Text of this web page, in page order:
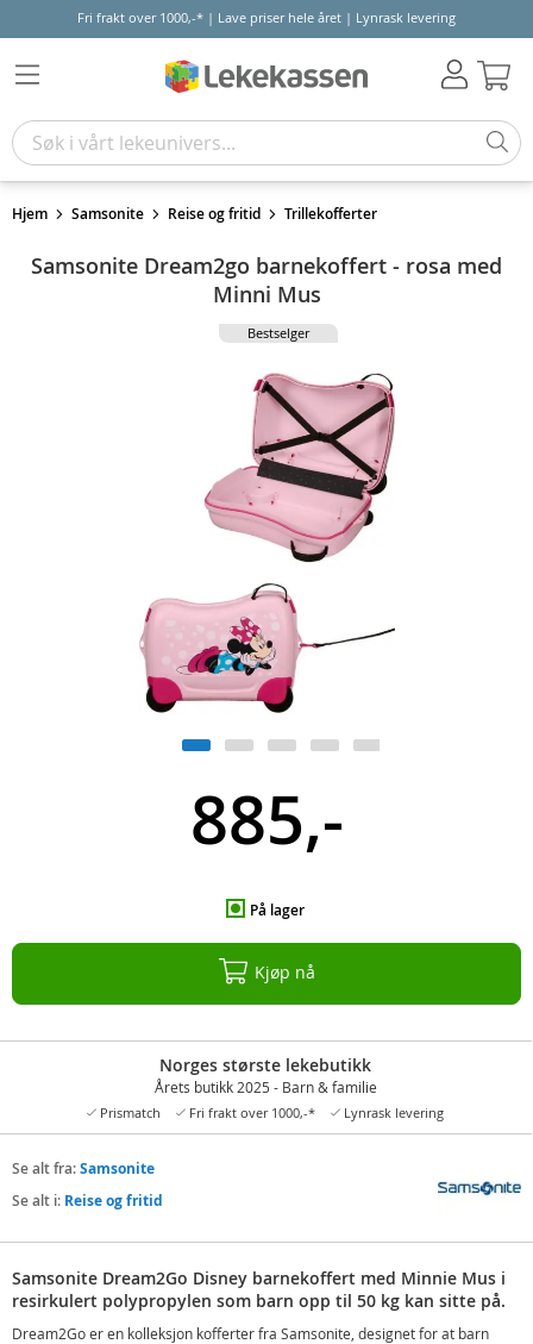
Fri frakt over 1000,-* | Lave priser hele året | Lynrask levering
Hjem Samsonite Reise og fritid Trillekofferter
Samsonite Dream2go barnekoffert - rosa med
Minni Mus
Bestselger
885,-
På lager
Kjøp nå
Norges største lekebutikk
Årets butikk 2025 - Barn & familie
Prismatch Fri frakt over 1000,-* Lynrask levering
Se alt fra:Samsonite
Se alt i: Reise og fritid
Samsonite Dream2Go Disney barnekoffert med Minnie Mus i
resirkulert polypropylen som barn opp til 50 kg kan sitte på.
Dream2Go er en kolleksjon kofferter fra Samsonite, designet for at barn